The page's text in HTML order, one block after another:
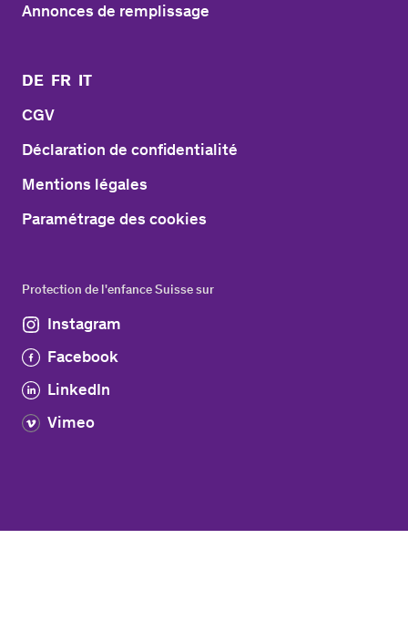
Annonces de remplissage
DE FR IT
CGV
Déclaration de confidentialité
Mentions légales
Paramétrage des cookies
Protection de l'enfance Suisse sur
Instagram
Facebook
LinkedIn
Vimeo